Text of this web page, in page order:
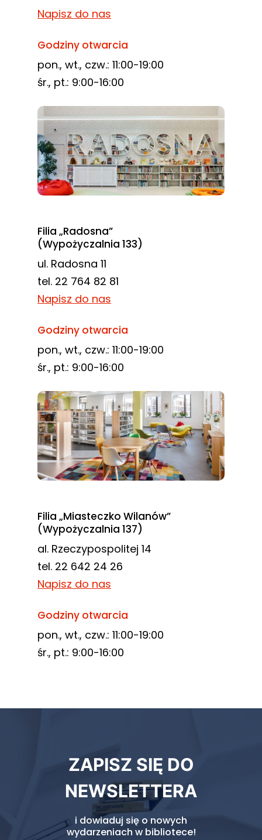
Napisz do nas
Godziny otwarcia
pon., wt., czw.: 11:00-19:00
śr., pt.: 9:00-16:00
Filia „Radosna”
(Wypożyczalnia 133)
ul. Radosna 11
tel. 22 764 82 81
Napisz do nas
Godziny otwarcia
pon., wt., czw.: 11:00-19:00
śr., pt.: 9:00-16:00
Filia „Miasteczko Wilanów”
(Wypożyczalnia 137)
al. Rzeczypospolitej 14
tel. 22 642 24 26
Napisz do nas
Godziny otwarcia
pon., wt., czw.: 11:00-19:00
śr., pt.: 9:00-16:00
biblioteki
ZAPISZ SIĘ DO
NEWSLETTERA
i dowiaduj się o nowych
wydarzeniach w bibliotece!